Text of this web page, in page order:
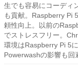
生でも容易にコーディ
も貢献。Raspberry Pi
頼性向上。以前の
でストレスフリー。
環境はRaspberry Pi 5
Powerwashの影響も回